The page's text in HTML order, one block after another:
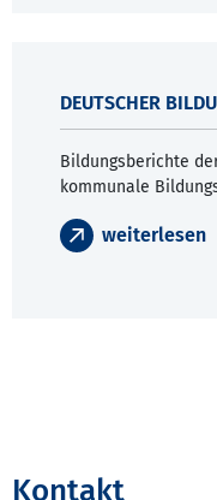
DEUTSCHER
Bildungsberichte
kommunale
weiterlesen
Kontakt